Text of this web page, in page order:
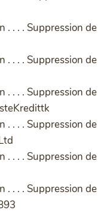
. . . . Suppression de
. . . . Suppression de
. . . . Suppression de
. . . . Suppression de
. . . . Suppression de
. . . . Suppression de